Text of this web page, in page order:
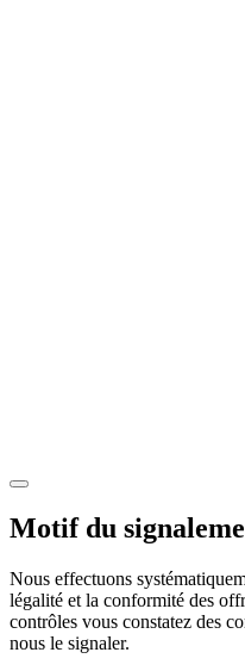
Motif du
Nous effectuons
légalité et la conformité des
contrôles vous constatez des
nous le signaler.